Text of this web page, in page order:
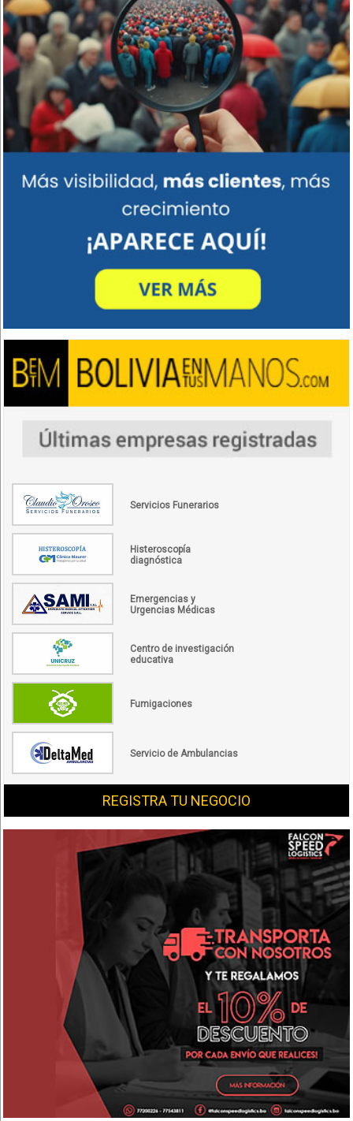
Servicios Funerarios
Histeroscopía
diagnóstica
Emergencias y
Urgencias Médicas
Centro de investigación
educativa
Fumigaciones
Servicio de Ambulancias
REGISTRA TU NEGOCIO